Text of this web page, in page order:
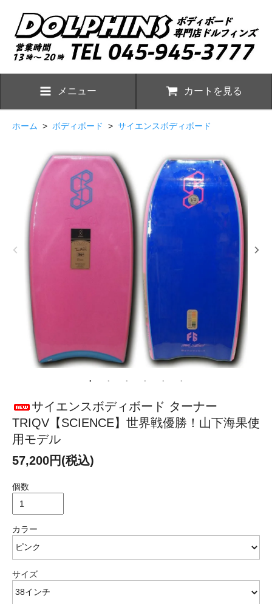
メニュー カートを見る
ホーム > ボディボード > サイエンスボディボード
サイエンスボディボード ターナー
TRIQV【SCIENCE】世界戦優勝！山下海果使
用モデル
57,200円(税込)
個数
カラー
サイズ